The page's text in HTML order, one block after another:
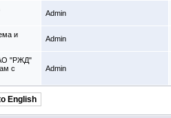
Admin
и
Admin
"РЖД"
с
Admin
English